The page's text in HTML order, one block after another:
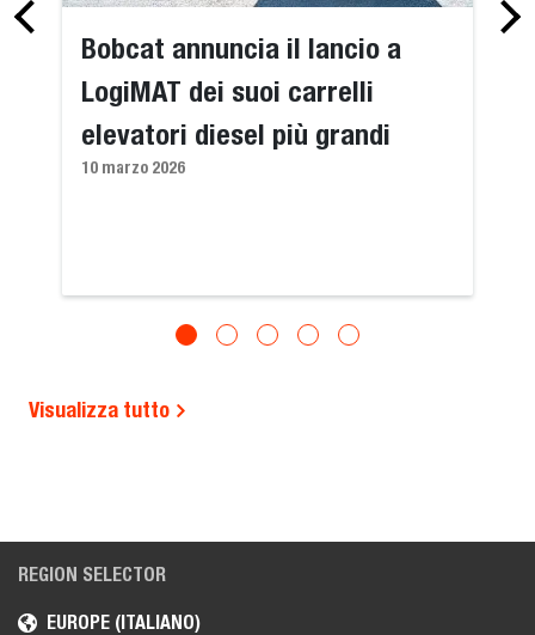
Bobcat annuncia il lancio a
LogiMAT dei suoi carrelli
elevatori diesel più grandi
10 marzo 2026
Visualizza tutto
REGION SELECTOR
EUROPE (ITALIANO)